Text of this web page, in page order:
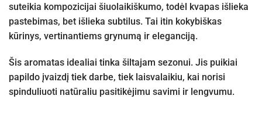
suteikia kompozicijai šiuolaikiškumo, todėl kvapas išlieka
pastebimas, bet išlieka subtilus. Tai itin kokybiškas
kūrinys, vertinantiems grynumą ir eleganciją.
Šis aromatas idealiai tinka šiltajam sezonui. Jis puikiai
papildo įvaizdį tiek darbe, tiek laisvalaikiu, kai norisi
spinduliuoti natūraliu pasitikėjimu savimi ir lengvumu.